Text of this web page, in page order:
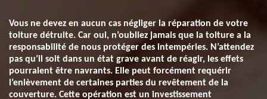
Vous ne devez en aucun cas négliger la réparation de votre
toiture détruite. Car oui, n’oubliez jamais que la toiture a la
responsabilité de nous protéger des intempéries. N’attendez
pas qu’il soit dans un état grave avant de réagir, les effets
pourraient être navrants. Elle peut forcément requérir
l’enlèvement de certaines parties du revêtement de la
couverture. Cette opération est un investissement